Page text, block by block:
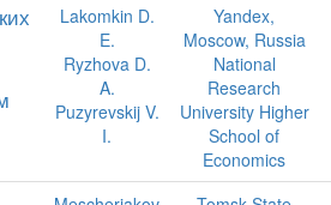
Lakomkin D.
E.
Ryzhova D.
A.
Puzyrevskij V.
I.
Yandex,
Moscow, Russia
National
Research
University Higher
School of
Economics